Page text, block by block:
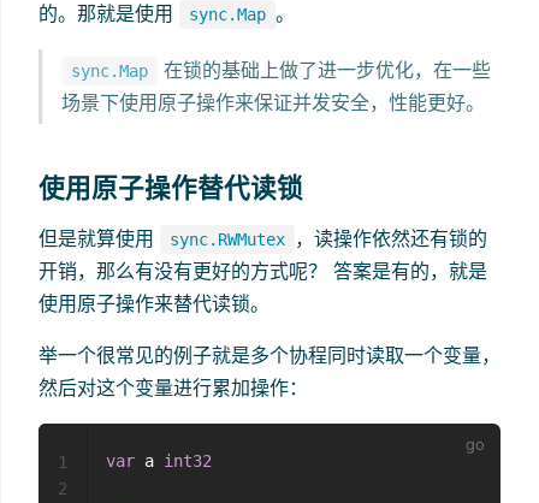
的。那就是使用
sync.Map 。
sync.Map
在锁的基础上做了进一步优化，在一些
场景下使用原子操作来保证并发安全，性能更好。
使用原子操作替代读锁
但是就算使用 sync.RWMutex
，读操作依然还有锁的
开销，那么有没有更好的方式呢？ 答案是有的，就是
使用原子操作来替代读锁。
举一个很常见的例子就是多个协程同时读取一个变量，
然后对这个变量进行累加操作：
var a int32
1
2